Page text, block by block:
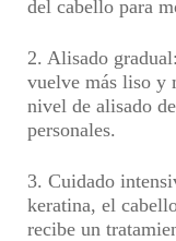
del cabello para
2. Alisado gradual:
vuelve más liso y
nivel de alisado
personales.
3. Cuidado
keratina, el
recibe un